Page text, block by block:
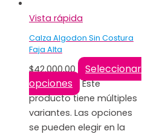
Vista rápida
Calza Algodon Sin Costura
Faja Alta
$42.000,00
Seleccionar
opciones
Este
producto tiene múltiples
variantes. Las opciones
se pueden elegir en la